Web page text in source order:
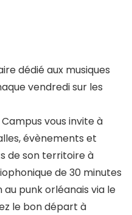
dédié aux musiques
vendredi sur les
vous invite à
évènements et
de son territoire à
de 30 minutes
punk orléanais via le
le bon départ à